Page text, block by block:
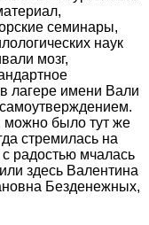
семинары,
наук
мозг,
лагере имени Вали
можно было тут же
стремилась на
радостью мчалась
здесь Валентина
Безденежных,